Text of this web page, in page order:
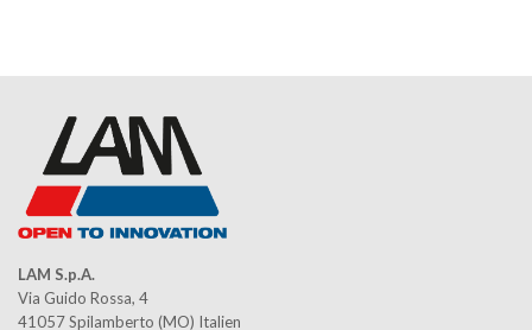
LAM S.p.A.
Via Guido Rossa, 4
41057 Spilamberto (MO) Italien